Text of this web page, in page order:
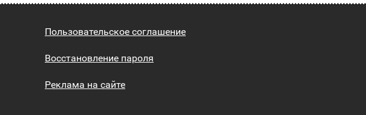
Пользовательское соглашение
Восстановление пароля
Реклама на сайте